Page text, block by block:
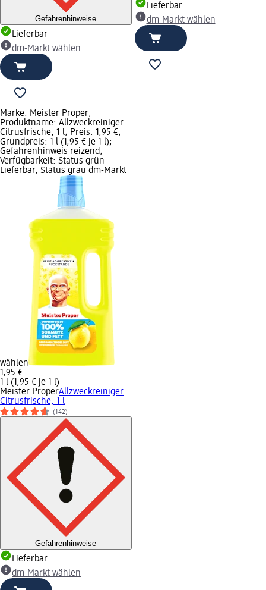
Gefahrenhinweise
Lieferbar
dm-Markt wählen
Lieferbar
dm-Markt wählen
Marke: Meister Proper;
Produktname: Allzweckreiniger
Citrusfrische, 1 l; Preis: 1,95 €;
Grundpreis: 1 l (1,95 € je 1 l);
Gefahrenhinweis reizend;
Verfügbarkeit: Status grün
Lieferbar, Status grau dm-Markt
wählen
1,95 €
1 l (1,95 € je 1 l)
Meister ProperAllzweckreiniger
Citrusfrische, 1 l
(142)
Gefahrenhinweise
Lieferbar
dm-Markt wählen